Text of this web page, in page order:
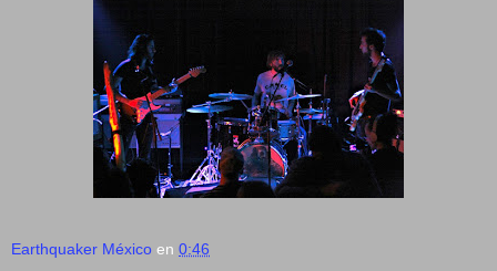
Earthquaker México en 0:46